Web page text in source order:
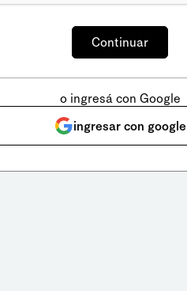
o ingresá con Google
ingresar con google